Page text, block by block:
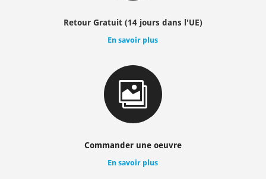
Retour Gratuit (14 jours dans l'UE)
En savoir plus

Commander une oeuvre
En savoir plus